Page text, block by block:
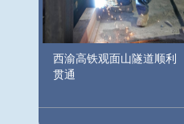
西渝高铁观面山隧道顺利
贯通